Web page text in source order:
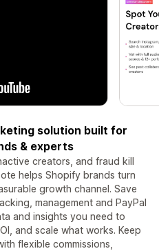
solution built for
& experts
creators, and fraud kill
helps Shopify brands turn
growth channel. Save
management and PayPal
and insights you need to
and scale what works. Keep
flexible commissions,